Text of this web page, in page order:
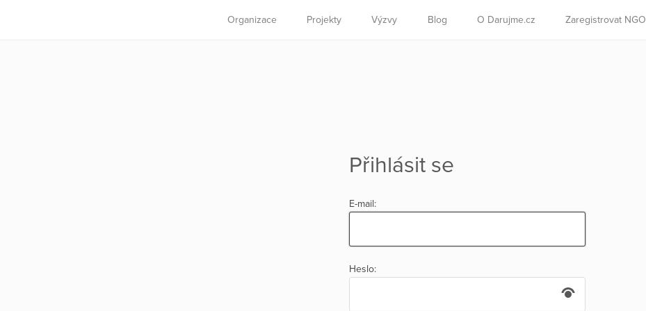
Organizace Projekty Výzvy Blog O Darujme.cz Zaregistrovat NGO
Přihlásit se
E-mail:
Heslo: